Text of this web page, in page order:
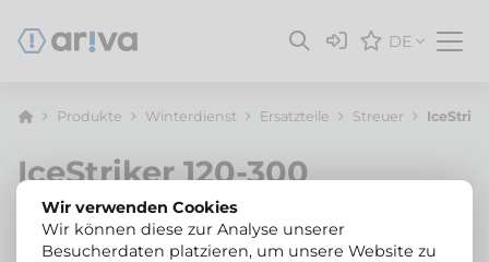
DE
Produkte Winterdienst Ersatzteile Streuer
IceStriker 120-300
Filter
Wir verwenden Cookies
Wir können diese zur Analyse unserer
Besucherdaten platzieren, um unsere Website zu